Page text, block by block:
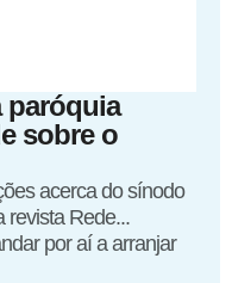
paróquia
sobre o
acerca do sínodo
revista Rede...
por aí a arranjar